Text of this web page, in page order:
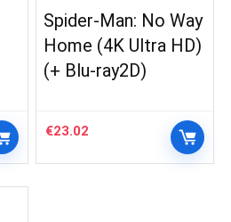
Spider-Man: No Way
Home (4K Ultra HD)
(+ Blu-ray2D)
€23.02